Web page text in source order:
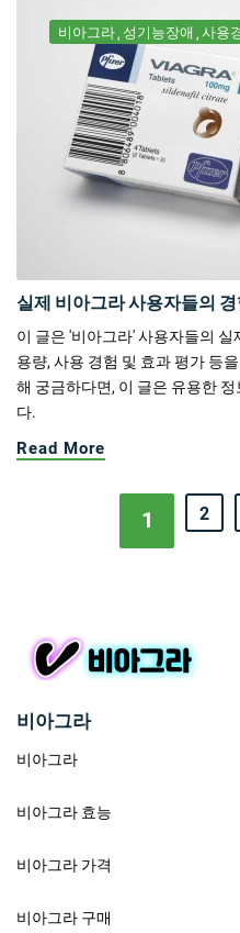
비아그라 성기능장애 사용
실제 비아그라 사용자들의
이 글은 '비아그라' 사용자들의
용량, 사용 경험 및 효과 평가 등
해 궁금하다면, 이 글은 유용한
다.
Read More
1 2
비아그라
비아그라
비아그라 효능
비아그라 가격
비아그라 구매